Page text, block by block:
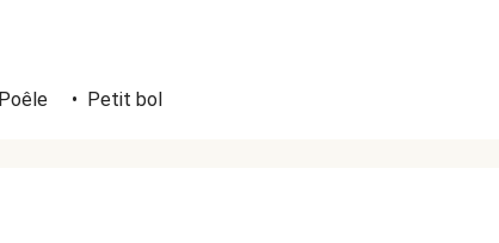
Poêle • Petit bol